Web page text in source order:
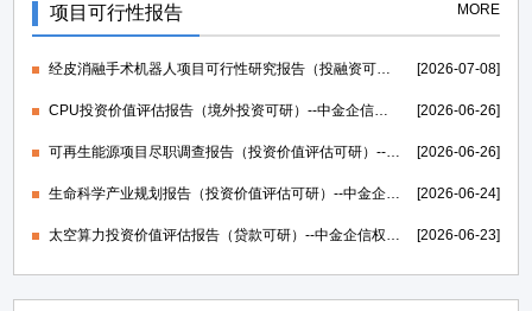
项目可行性报告 MORE
经皮消融手术机器人项目可行性研究报告（投融资可研）--中金企信权威机构编制 [2026-07-08]
CPU投资价值评估报告（境外投资可研）--中金企信权威机构编制 [2026-06-26]
可再生能源项目尽职调查报告（投资价值评估可研）--中金企信权威机构编制 [2026-06-26]
生命科学产业规划报告（投资价值评估可研）--中金企信权威机构编制 [2026-06-24]
太空算力投资价值评估报告（贷款可研）--中金企信权威机构编制 [2026-06-23]